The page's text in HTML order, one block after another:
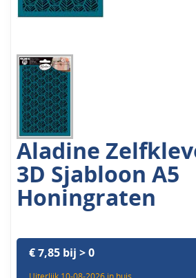
Aladine
3D Sjabloon A5
Honingraten
€ 7,85 bij > 0